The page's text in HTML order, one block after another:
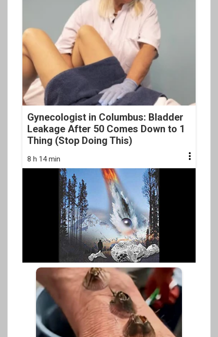
Gynecologist in Columbus: Bladder
Leakage After 50 Comes Down to 1
Thing (Stop Doing This)
8 h 14 min